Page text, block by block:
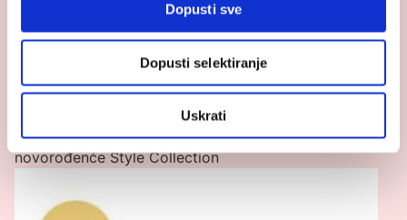
Dopusti sve
Dopusti selektiranje
Uskrati
Pogledaj proizvod Cybex Mios/Coya košara za
novorođenče Style Collection